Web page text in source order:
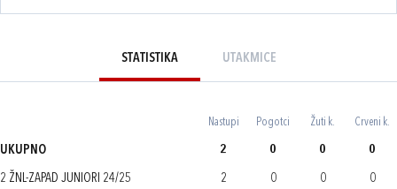
STATISTIKA UTAKMICE
Nastupi Pogotci Žuti k. Crveni k.
UKUPNO 2 0 0 0
2 ŽNL-ZAPAD JUNIORI 24/25 2 0 0 0